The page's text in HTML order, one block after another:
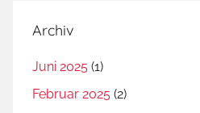
Archiv
Juni 2025 (1)
Februar 2025 (2)